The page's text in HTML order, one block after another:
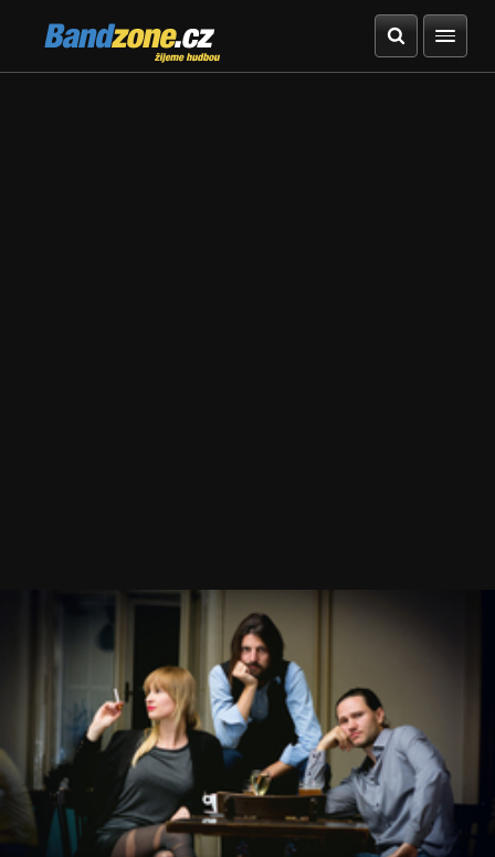
Bandzone.cz
žijeme hudbou